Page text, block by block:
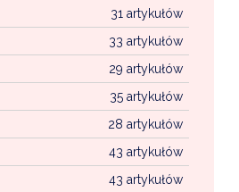
31 artykułów
33 artykułów
29 artykułów
35 artykułów
28 artykułów
43 artykułów
43 artykułów